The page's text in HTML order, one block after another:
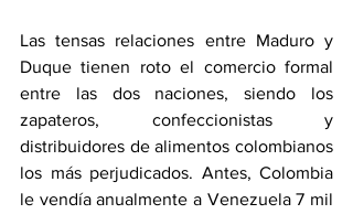
Las tensas relaciones entre Maduro y
Duque tienen roto el comercio formal
entre las dos naciones, siendo los
zapateros, confeccionistas y
distribuidores de alimentos colombianos
los más perjudicados. Antes, Colombia
le vendía anualmente a Venezuela 7 mil